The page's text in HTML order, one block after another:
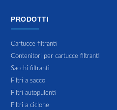
PRODOTTI
Cartucce filtranti
Contenitori per cartucce filtranti
Sacchi filtranti
Filtri a sacco
Filtri autopulenti
Filtri a ciclone